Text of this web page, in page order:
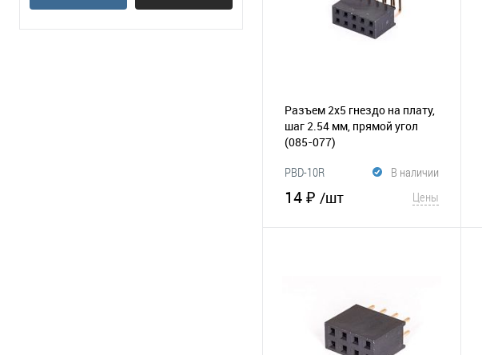
Разъем 2х5 гнездо на плату,
шаг 2.54 мм, прямой угол
(085-077)
В наличии
PBD-10R
14 ₽ /шт Цены